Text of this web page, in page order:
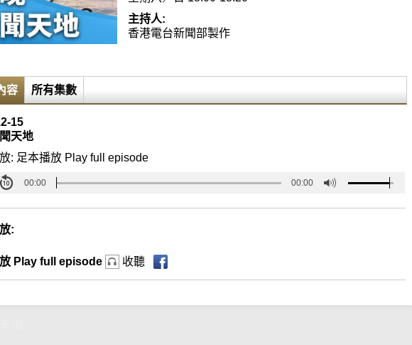
主持人:
香港電台新聞部製作
容 所有集數
15
天地
: 足本播放 Play full episode
00:00 00:00
:
Play full episode 收聽